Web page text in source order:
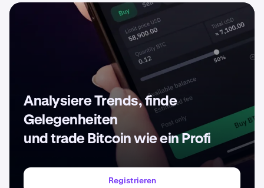
Analysiere Trends, finde
Gelegenheiten
und trade Bitcoin wie ein Profi
Registrieren